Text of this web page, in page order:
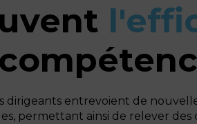
dirigeants entrevoient de
permettant ainsi de relever des